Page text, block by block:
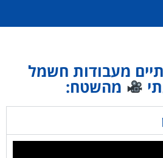
מעבודות חשמל
מהשטח: